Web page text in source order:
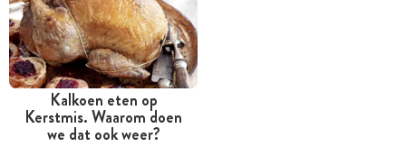
Kalkoen eten op
Kerstmis. Waarom doen
we dat ook weer?